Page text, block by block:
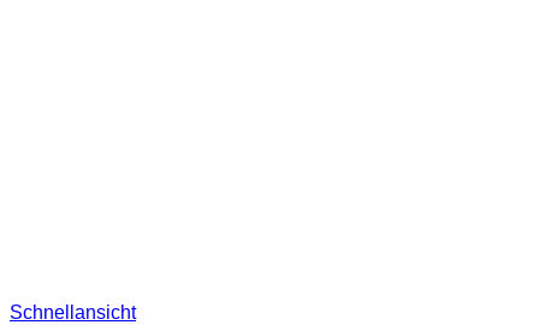
Schnellansicht